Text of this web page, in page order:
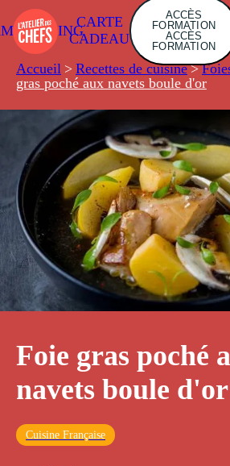
CARTE
CADEAU
ACCÈS
FORMATION
ACCÈS
FORMATION
Accueil > Recettes de cuisine >
gras poché aux navets boule d'or
Foie gras poché
navets boule d'or
Cuisine Française